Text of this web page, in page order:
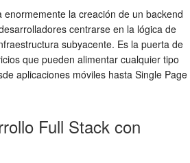
enormemente la creación de un backend
centrarse en la lógica de
subyacente. Es la puerta de
que pueden alimentar cualquier tipo
aplicaciones móviles hasta Single Page
Full Stack con